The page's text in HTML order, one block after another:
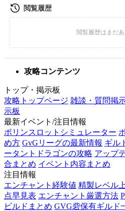
攻略コンテンツ
トップ・掲示板
攻略トップページ 雑談・質問掲
示板
最新イベント/注目情報
ポリンスロットシミュレーター
め方 GvGリーグの最新情報 ギル
ータントドラゴンの攻略 アップ
合まとめ イベント内容まとめ
注目情報
エンチャント経験値 精製レベル
点早見表 エンチャント厳選方法
ビルドまとめ GVG砦保有ギルド